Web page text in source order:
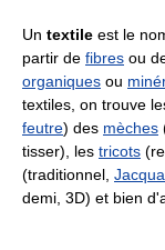
Un textile est le
partir de fibres ou
organiques ou
textiles, on trouve
feutre) des mèches
tisser), les tricots
(traditionnel,
demi, 3D) et bien